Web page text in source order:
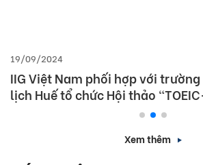
19/09/2024
IIG Việt Nam phối hợp với
lịch Huế tổ chức Hội thảo
tiếng Anh- Bí Quyết chinh phục
Xem thêm